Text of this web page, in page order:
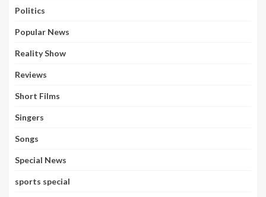
Politics
Popular News
Reality Show
Reviews
Short Films
Singers
Songs
Special News
sports special